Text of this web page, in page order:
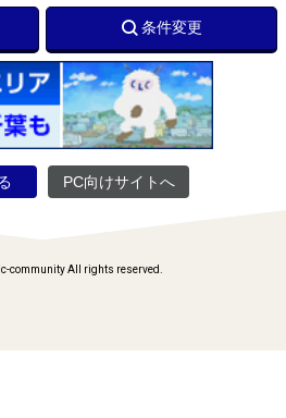
条件変更
PC向けサイトへ
community All rights reserved.